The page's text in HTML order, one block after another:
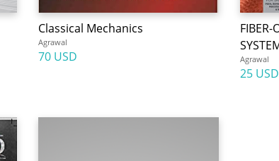
Classical Mechanics
Agrawal
70 USD
FIBER-
Agrawal
25 USD